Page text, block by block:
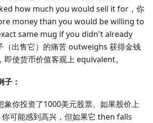
how much you would sell it for，你
money than you would be willing to
same mug if you didn't already
（出售它）的痛苦 outweighs 获得金钱
即使货币价值客观上 equivalent。
子：
象你投资了1000美元股票。如果股价上
可能感到高兴，但如果它 then falls